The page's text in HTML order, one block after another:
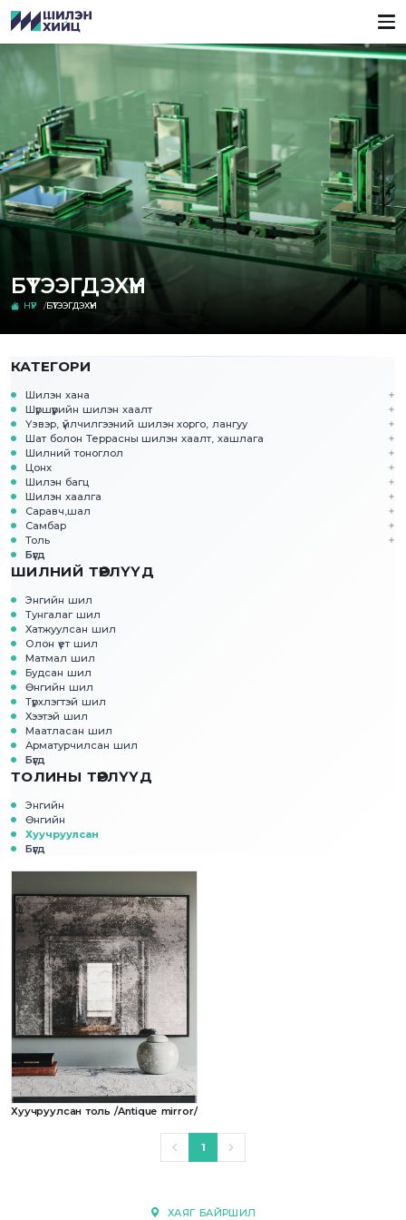
БҮТЭЭГДЭХҮҮН
НҮҮР БҮТЭЭГДЭХҮҮН
КАТЕГОРИ
Шилэн хана
Шүршүүрийн шилэн хаалт
Үзвэр, үйлчилгээний шилэн хорго, лангуу
Шат болон Террасны шилэн хаалт, хашлага
Шилний тоноглол
Цонх
Шилэн багц
Шилэн хаалга
Саравч,шал
Самбар
Толь
Бүгд
ШИЛНИЙ ТӨРЛҮҮД
Энгийн шил
Тунгалаг шил
Хатжуулсан шил
Олон үет шил
Матмал шил
Будсан шил
Өнгийн шил
Түрхлэгтэй шил
Хээтэй шил
Маатласан шил
Арматурчилсан шил
Бүгд
ТОЛИНЫ ТӨРЛҮҮД
Энгийн
Өнгийн
Хуучруулсан
Бүгд
Хуучруулсан толь /Antique mirror/
1
ХАЯГ БАЙРШИЛ